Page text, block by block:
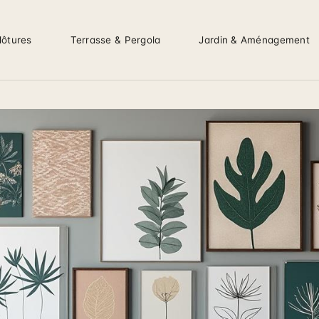
Terrasse & Pergola Jardin & Aménagement